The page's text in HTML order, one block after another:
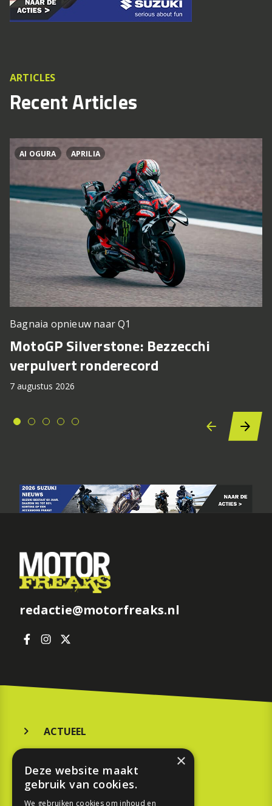
ARTICLES
Recent Articles
AI OGURA APRILIA
Bagnaia opnieuw naar Q1
MotoGP Silverstone: Bezzecchi
verpulvert ronderecord
7 augustus 2026
redactie@motorfreaks.nl
ACTUEEL
KOOPGIDS
×
Deze website maakt
gebruik van cookies.
We gebruiken cookies om inhoud en